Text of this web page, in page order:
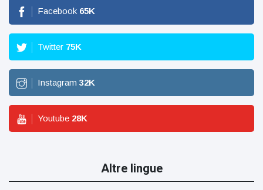
Facebook 65K
Twitter 75K
Instagram 32K
Youtube 28K
Altre lingue